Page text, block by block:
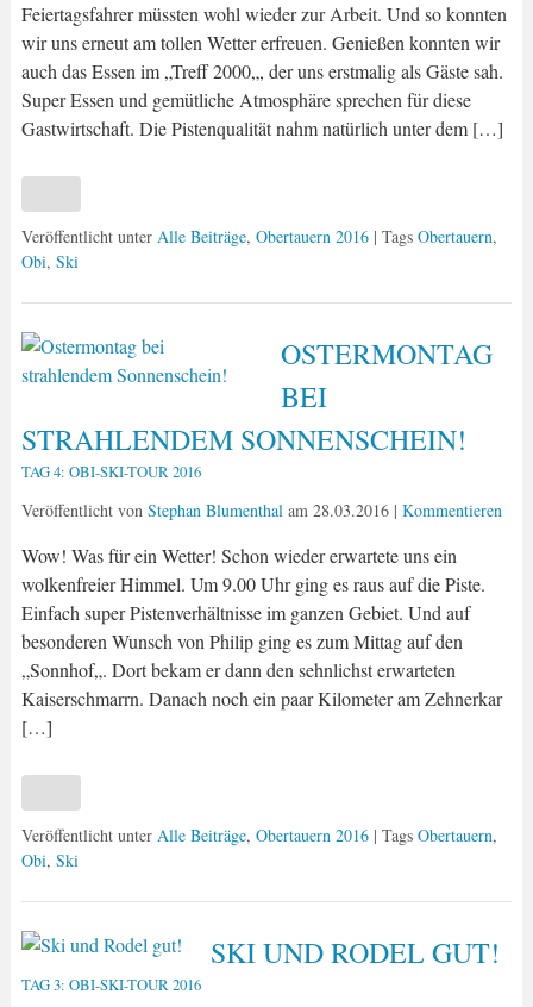
Feiertagsfahrer müssten wohl wieder zur Arbeit. Und so konnten
wir uns erneut am tollen Wetter erfreuen. Genießen konnten wir
auch das Essen im „Treff 2000„, der uns erstmalig als Gäste sah.
Super Essen und gemütliche Atmosphäre sprechen für diese
Gastwirtschaft. Die Pistenqualität nahm natürlich unter dem […]
Veröffentlicht unter Alle Beiträge, Obertauern 2016 | Tags Obertauern,
Obi, Ski
OSTERMONTAG
BEI
STRAHLENDEM SONNENSCHEIN!
TAG 4: OBI-SKI-TOUR 2016
Veröffentlicht von Stephan Blumenthalam 28.03.2016| Kommentieren
Wow! Was für ein Wetter! Schon wieder erwartete uns ein
wolkenfreier Himmel. Um 9.00 Uhr ging es raus auf die Piste.
Einfach super Pistenverhältnisse im ganzen Gebiet. Und auf
besonderen Wunsch von Philip ging es zum Mittag auf den
„Sonnhof„. Dort bekam er dann den sehnlichst erwarteten
Kaiserschmarrn. Danach noch ein paar Kilometer am Zehnerkar
[…]
Veröffentlicht unter Alle Beiträge, Obertauern 2016 | Tags Obertauern,
Obi, Ski
SKI UND RODEL GUT!
TAG 3: OBI-SKI-TOUR 2016